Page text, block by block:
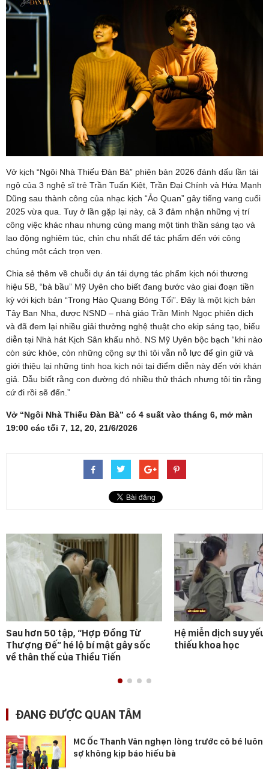
Vở kịch “Ngôi Nhà Thiếu Đàn Bà” phiên bản 2026 đánh dấu lần tái
ngộ của 3 nghệ sĩ trẻ Trần Tuấn Kiệt, Trần Đại Chính và Hứa Mạnh
Dũng sau thành công của nhạc kịch “Ảo Quan” gây tiếng vang cuối
2025 vừa qua. Tuy ở lần gặp lại này, cả 3 đảm nhận những vị trí
công việc khác nhau nhưng cùng mang một tinh thần sáng tạo và
lao động nghiêm túc, chỉn chu nhất để tác phẩm đến với công
chúng một cách trọn vẹn.
Chia sẻ thêm về chuỗi dự án tái dựng tác phẩm kịch nói thương
hiệu 5B, “bà bầu” Mỹ Uyên cho biết đang bước vào giai đoạn tiền
kỳ với kịch bản “Trong Hào Quang Bóng Tối”. Đây là một kịch bản
Tây Ban Nha, được NSND – nhà giáo Trần Minh Ngọc phiên dịch
và đã đem lại nhiều giải thưởng nghệ thuật cho ekip sáng tạo, biểu
diễn tại Nhà hát Kịch Sân khấu nhỏ. NS Mỹ Uyên bộc bạch “khi nào
còn sức khỏe, còn những cộng sự thì tôi vẫn nỗ lực để gìn giữ và
giới thiệu lại những tinh hoa kịch nói tại điểm diễn này đến với khán
giả. Dẫu biết rằng con đường đó nhiều thử thách nhưng tôi tin rằng
cứ đi rồi sẽ đến.”
Vở “Ngôi Nhà Thiếu Đàn Bà” có 4 suất vào tháng 6, mở màn
19:00 các tối 7, 12, 20, 21/6/2026
Sau hơn 50 tập, “Hợp Đồng Từ
Thượng Đế” hé lộ bí mật gây sốc
về thân thế của Thiều Tiến
Hệ miễn dịch suy
thiếu khoa học
ĐANG ĐƯỢC QUAN TÂM
MC Ốc Thanh Vân nghẹn lòng trước cô bé luôn
sợ không kịp báo hiếu bà